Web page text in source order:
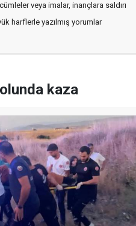
veya imalar, inançlara saldırı
harflerle yazılmış yorumlar
kaza